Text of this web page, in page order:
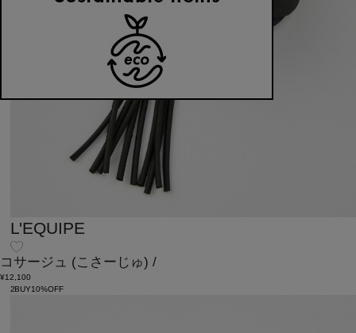
L'EQUIPE
コサージュ (こさーじゅ) /
¥12,100
2BUY10%OFF